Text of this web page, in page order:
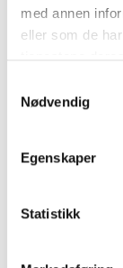
med annen
eller som de
tjenestene
Nødvendig
Egenskaper
Statistikk
Et
..
mer info
Kategorier:
AGGREGAT